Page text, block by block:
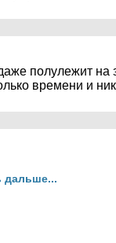
полулежит на
времени и
дальше...